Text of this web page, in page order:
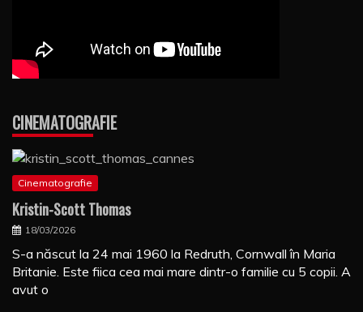
CINEMATOGRAFIE
Cinematografie
Kristin-Scott Thomas
18/03/2026
S-a născut la 24 mai 1960 la Redruth, Cornwall în Maria
Britanie. Este fiica cea mai mare dintr-o familie cu 5 copii. A
avut o